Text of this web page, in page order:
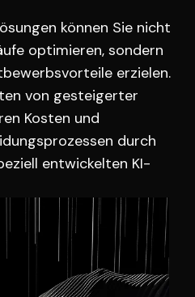
können Sie nicht
optimieren, sondern
erzielen.
von gesteigerter
Kosten und
durch
entwickelten KI-